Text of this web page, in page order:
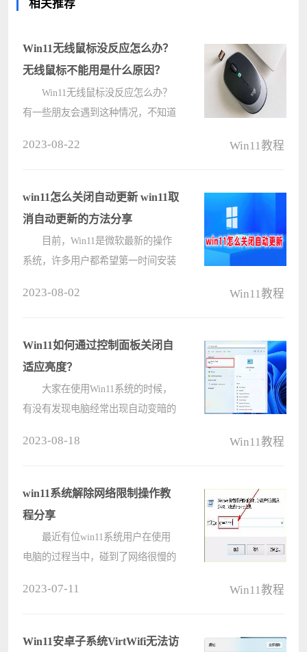
相关推荐
Win11无线鼠标没反应怎么办？
无线鼠标不能用是什么原因？
Win11无线鼠标没反应怎么办？
有一些朋友会遇到这种情况，不知道
无线鼠标没反应的原因及解决
方????
2023-08-22 Win11教程
win11怎么关闭自动更新 win11取
消自动更新的方法分享
目前，Win11是微软最新的操作
系统，许多用户都希望第一时间安装
题。很多用户都不知道win11怎么关
闭自动????
2023-08-02 Win11教程
Win11如何通过控制面板关闭自
适应亮度？
大家在使用Win11系统的时候，
有没有发现电脑经常出现自动变暗的
Win11如何通过控制面板关闭自适应
亮度的具????
2023-08-18 Win11教程
win11系统解除网络限制操作教
程分享
最近有位win11系统用户在使用
电脑的过程当中，碰到了网络很慢的
么win11系统如何解除网络限制呢?今
2023-07-11 Win11教程
Win11安卓子系统VirtWifi无法访